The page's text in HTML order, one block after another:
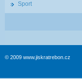
Sport
© 2009 www.jiskratrebon.cz